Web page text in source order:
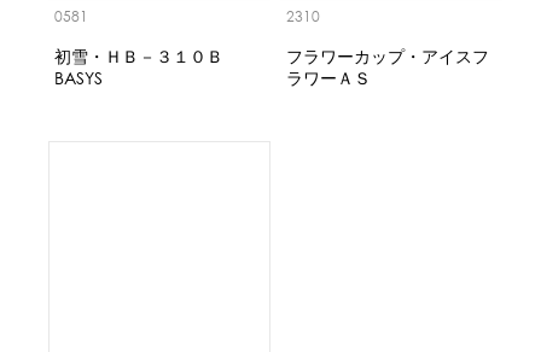
0581
初雪・ＨＢ－３１０Ｂ
BASYS
2310
フラワーカップ・アイスフ
ラワーＡＳ